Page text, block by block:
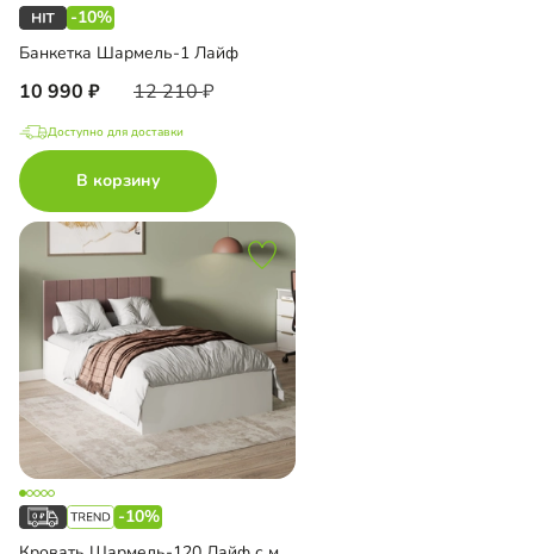
-10%
Банкетка Шармель-1 Лайф
10 990 12 210
Доступно для доставки
В корзину
-10%